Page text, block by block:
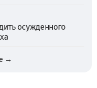
осужденного
→